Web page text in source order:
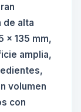
de alta
x 135 mm,
amplia,
volumen
con